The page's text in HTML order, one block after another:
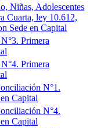
Niñas, Adolescentes
Cuarta, ley 10.612,
Sede en Capital
Primera
Primera
N°1.
Capital
N°4.
Capital